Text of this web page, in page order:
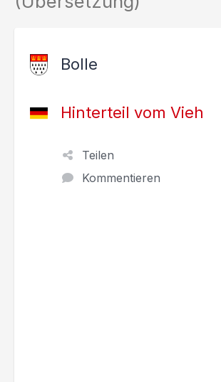
Bolle
Hinterteil vom Vieh
Teilen
Kommentieren